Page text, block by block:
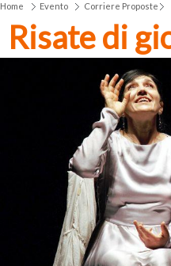
Home Evento Corriere Proposte
Risate di